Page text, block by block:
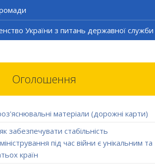
України з питань державної служби
Оголошення
матеріали (дорожні карти)
забезпечувати стабільність
під час війни є унікальним та
країн